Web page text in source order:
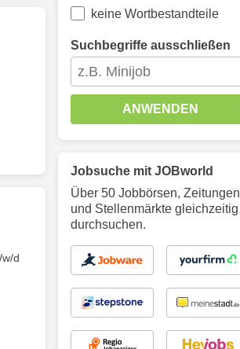
d
keine Wortbestandteile
Suchbegriffe ausschließen
ANWENDEN
Jobsuche mit JOBworld
Über 50 Jobbörsen, Zeitungen
und Stellenmärkte gleichzeitig
durchsuchen.